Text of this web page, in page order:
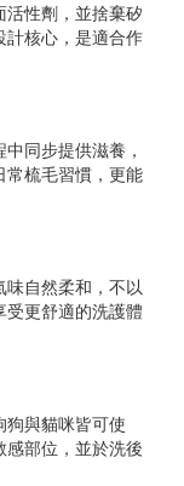
性劑，並捨棄矽
核心，是適合作
同步提供滋養，
常梳毛習慣，更能
自然柔和，不以
更舒適的洗護體
狗與貓咪皆可使
部位，並於洗後